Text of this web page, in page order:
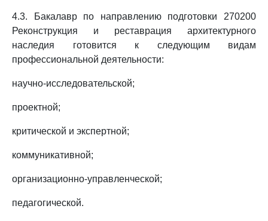
4.3. Бакалавр по направлению подготовки 270200
Реконструкция и реставрация архитектурного
наследия готовится к следующим видам
профессиональной деятельности:
научно-исследовательской;
проектной;
критической и экспертной;
коммуникативной;
организационно-управленческой;
педагогической.